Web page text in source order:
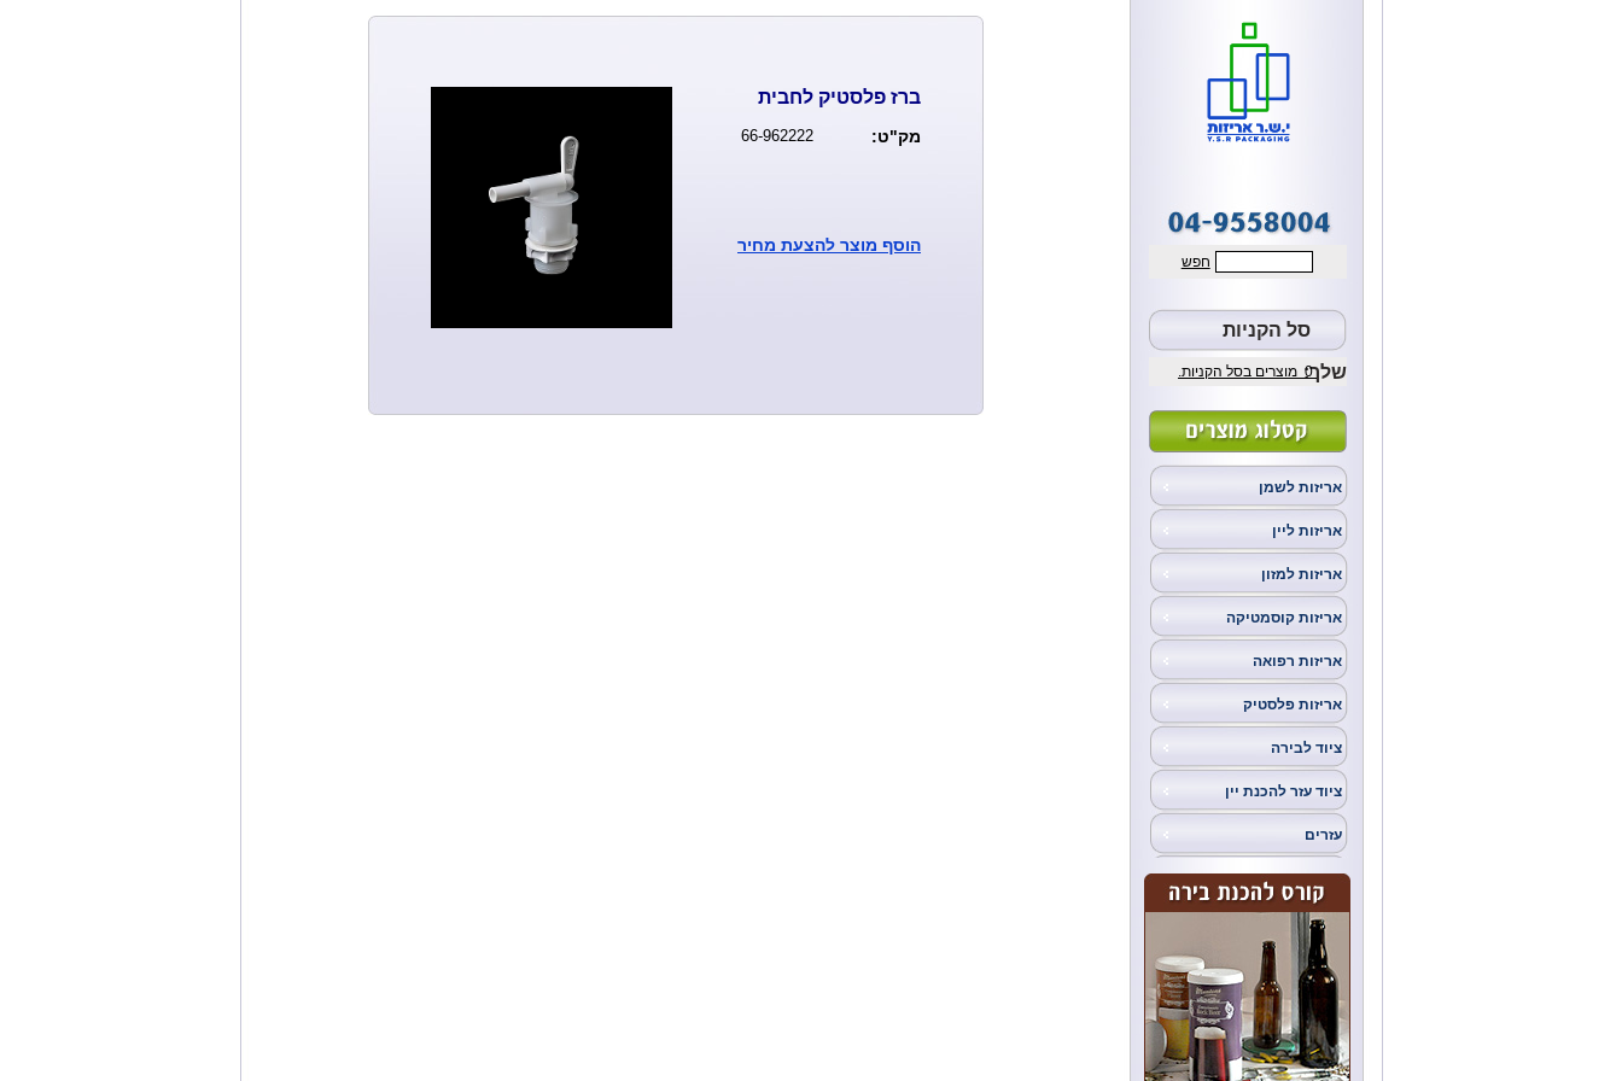
חפש
סל הקניות
שלך:
0 מוצרים בסל הקניות.
אריזות לשמן
אריזות ליין
אריזות למזון
אריזות קוסמטיקה
אריזות רפואה
אריזות פלסטיק
ציוד לבירה
ציוד עזר להכנת יין
עזרים
ברז פלסטיק לחבית
מק"ט: 66-962222
הוסף מוצר להצעת מחיר